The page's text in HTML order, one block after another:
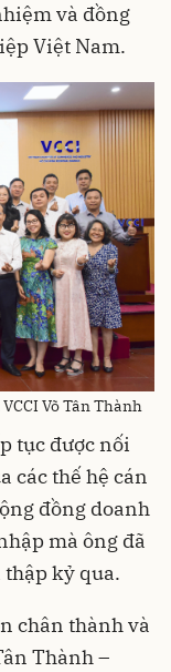
và đồng
Việt Nam.
Võ Tân Thành
tục được nối
các thế hệ cán
đồng doanh
mà ông đã
kỷ qua.
chân thành và
Thành –